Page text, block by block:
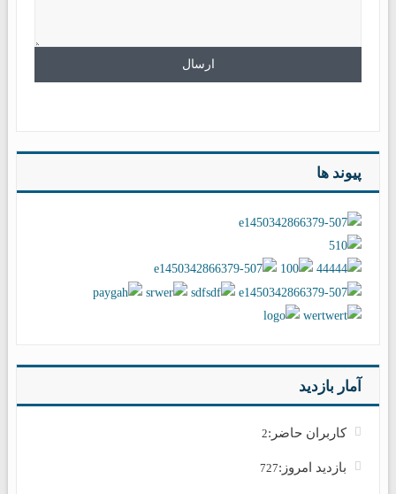
پیوند ها
آمار بازدید
کاربران حاضر:2
بازدید امروز:727